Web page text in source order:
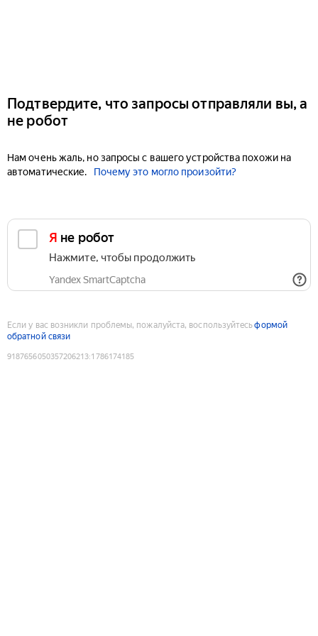
Подтвердите, что запросы отправляли вы, а
не робот
Нам очень жаль, но запросы с вашего устройства похожи на
автоматические.
Почему это могло произойти?
Я не робот
Нажмите, чтобы продолжить
Yandex SmartCaptcha
Если у вас возникли проблемы, пожалуйста, воспользуйтесьформой
обратной связи
9187656050357206213:1786174185